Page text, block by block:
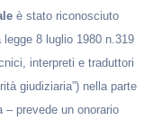
è stato riconosciuto
8 luglio 1980 n.319
interpreti e traduttori
giudiziaria”) nella parte
prevede un onorario